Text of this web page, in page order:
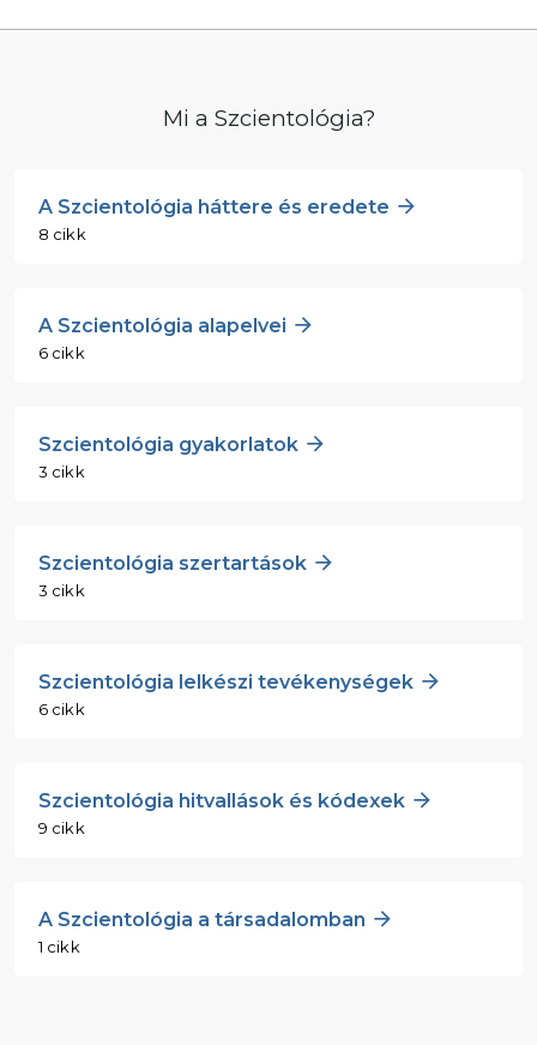
Mi a Szcientológia?
A Szcientológia háttere és eredete
8 cikk
A Szcientológia alapelvei
6 cikk
Szcientológia gyakorlatok
3 cikk
Szcientológia szertartások
3 cikk
Szcientológia lelkészi tevékenységek
6 cikk
Szcientológia hitvallások és kódexek
9 cikk
A Szcientológia a társadalomban
1 cikk